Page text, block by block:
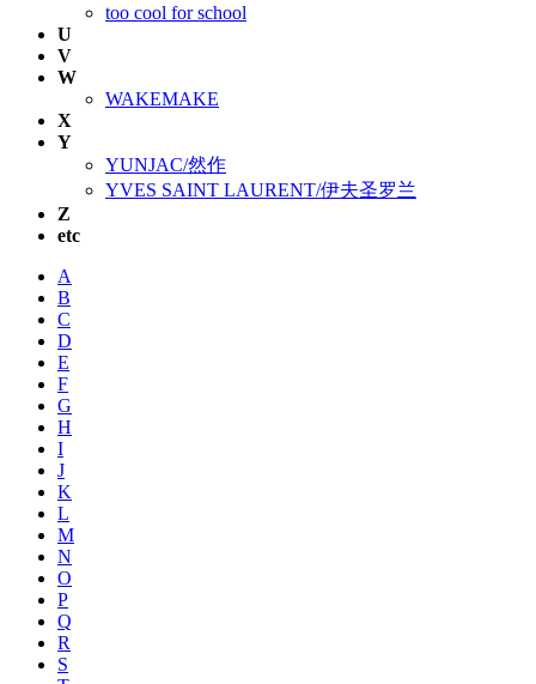
too cool for school
U
V
W
WAKEMAKE
X
Y
YUNJAC/然作
YVES SAINT LAURENT/伊夫圣罗兰
Z
etc
A
B
C
D
E
F
G
H
I
J
K
L
M
N
O
P
Q
R
S